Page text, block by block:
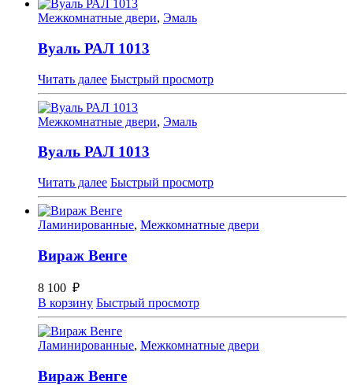
Межкомнатные двери, Эмаль
Вуаль РАЛ 1013
Читать далее Быстрый просмотр
Межкомнатные двери, Эмаль
Вуаль РАЛ 1013
Читать далее Быстрый просмотр
Ламинированные, Межкомнатные двери
Вираж Венге
8 100 ₽
В корзину Быстрый просмотр
Ламинированные, Межкомнатные двери
Вираж Венге